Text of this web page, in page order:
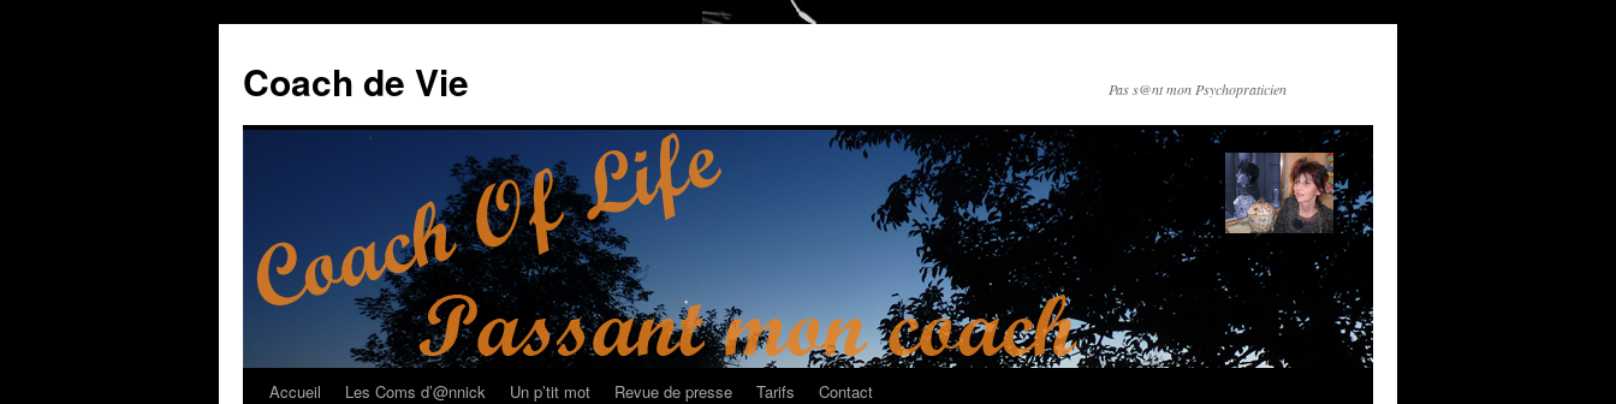
Coach de Vie Pas s@nt mon Psychopraticien
Aller
Accueil Les Coms d’@nnick Un p’tit mot Revue de presse Tarifs Contact